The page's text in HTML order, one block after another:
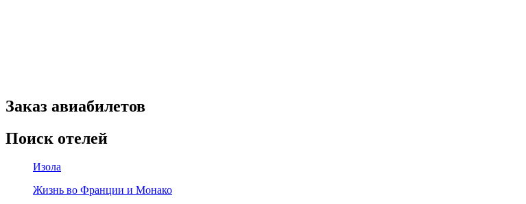
Заказ авиабилетов
Поиск отелей
Изола
Жизнь во Франции и Монако